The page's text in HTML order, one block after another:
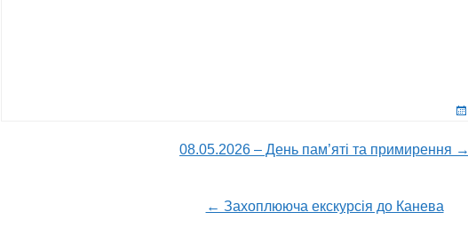
08.05.2026 – День пам’яті тa примирення →
← Захоплююча екскурсія до Канева